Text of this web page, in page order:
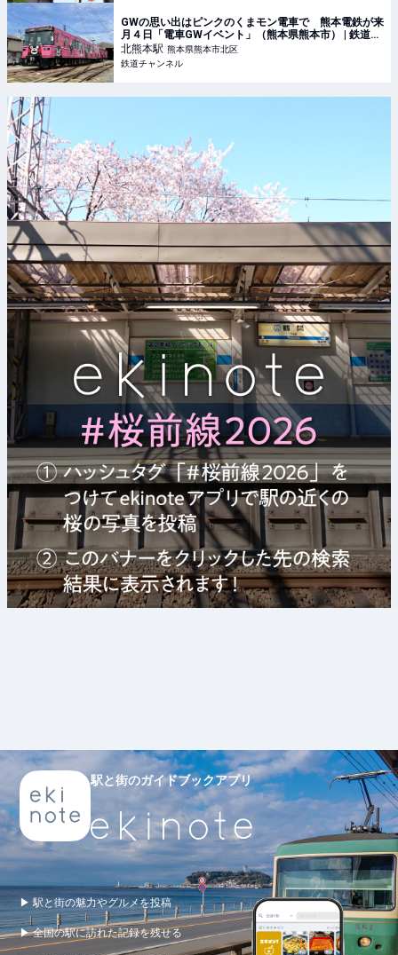
GWの思い出はピンクのくまモン電車で 熊本電鉄が来
月４日「電車GWイベント」（熊本県熊本市） | 鉄道ニ
ュース | 鉄道チャンネル
北熊本駅 熊本県熊本市北区
鉄道チャンネル
駅と街のガイドブックアプリ
▶ 駅と街の魅力やグルメを投稿
▶ 全国の駅に訪れた記録を残せる